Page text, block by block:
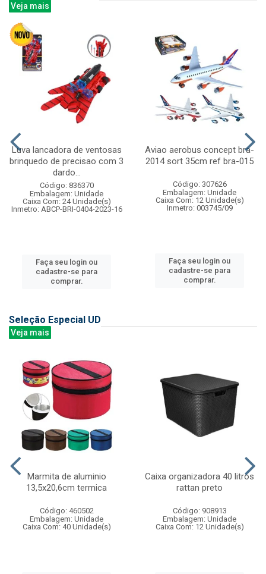
Veja mais
Luva lancadora de ventosas
brinquedo de precisao com 3
dardo...
Código: 836370
Embalagem: Unidade
Caixa Com: 24 Unidade(s)
Inmetro: ABCP-BRI-0404-2023-16
Faça seu login ou
cadastre-se para
comprar.
Aviao aerobus concept bra-
2014 sort 35cm ref bra-015
Código: 307626
Embalagem: Unidade
Caixa Com: 12 Unidade(s)
Inmetro: 003745/09
Faça seu login ou
cadastre-se para
comprar.
Seleção Especial UD
Veja mais
Marmita de aluminio
13,5x20,6cm termica
Código: 460502
Embalagem: Unidade
Caixa Com: 40 Unidade(s)
Caixa organizadora 40 litros
rattan preto
Código: 908913
Embalagem: Unidade
Caixa Com: 12 Unidade(s)